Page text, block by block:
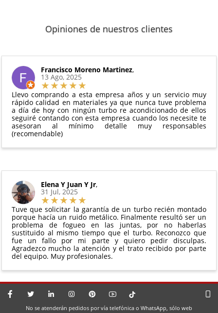
Opiniones de nuestros clientes
Francisco Moreno Martinez,
13 Ago, 2025
Llevo comprando a esta empresa años y un servicio muy
rápido calidad en materiales ya que nunca tuve problema
a día de hoy con ningún turbo re acondicionado de ellos
seguiré contando con esta empresa cuando los necesite te
asesoran al mínimo detalle muy responsables
(recomendable)
Elena Y Juan Y Jr,
31 Jul, 2025
Tuve que solicitar la garantía de un turbo recién montado
porque hacía un ruido metálico. Finalmente resultó ser un
problema de fogueo en las juntas, por no haberlas
sustituido al mismo tiempo que el turbo. Reconozco que
fue un fallo por mi parte y quiero pedir disculpas.
Agradezco mucho la atención y el trato recibido por parte
del equipo. Muy profesionales.
No se atenderán pedidos por vía telefónica o WhatsApp, sólo web